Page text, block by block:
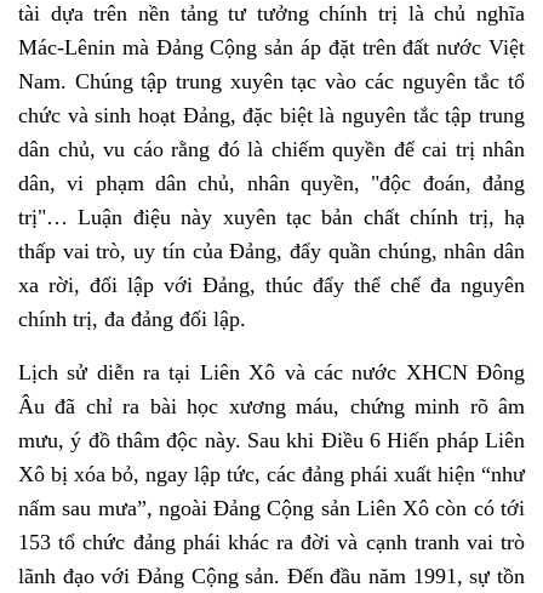
tài dựa trên nền tảng tư tưởng chính trị là chủ nghĩa
Mác-Lênin mà Đảng Cộng sản áp đặt trên đất nước Việt
Nam. Chúng tập trung xuyên tạc vào các nguyên tắc tổ
chức và sinh hoạt Đảng, đặc biệt là nguyên tắc tập trung
dân chủ, vu cáo rằng đó là chiếm quyền để cai trị nhân
dân, vi phạm dân chủ, nhân quyền, "độc đoán, đảng
trị"… Luận điệu này xuyên tạc bản chất chính trị, hạ
thấp vai trò, uy tín của Đảng, đẩy quần chúng, nhân dân
xa rời, đối lập với Đảng, thúc đẩy thể chế đa nguyên
chính trị, đa đảng đối lập.
Lịch sử diễn ra tại Liên Xô và các nước XHCN Đông
Âu đã chỉ ra bài học xương máu, chứng minh rõ âm
mưu, ý đồ thâm độc này. Sau khi Điều 6 Hiến pháp Liên
Xô bị xóa bỏ, ngay lập tức, các đảng phái xuất hiện “như
nấm sau mưa”, ngoài Đảng Cộng sản Liên Xô còn có tới
153 tổ chức đảng phái khác ra đời và cạnh tranh vai trò
lãnh đạo với Đảng Cộng sản. Đến đầu năm 1991, sự tồn